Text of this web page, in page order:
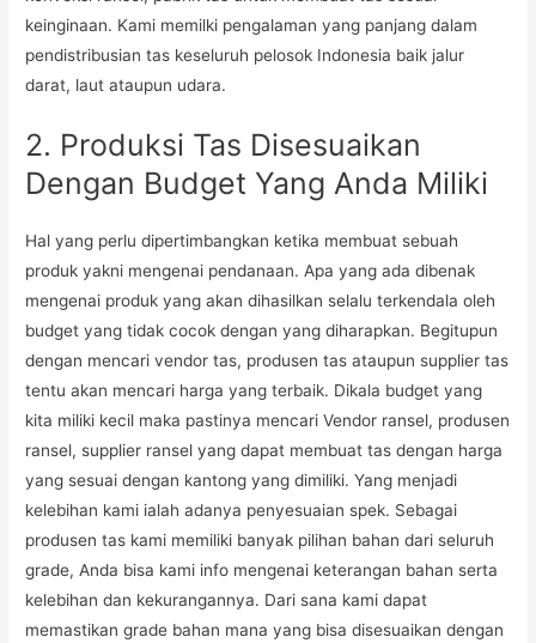
keinginaan. Kami memilki pengalaman yang panjang dalam
pendistribusian tas keseluruh pelosok Indonesia baik jalur
darat, laut ataupun udara.
2. Produksi Tas Disesuaikan
Dengan Budget Yang Anda Miliki
Hal yang perlu dipertimbangkan ketika membuat sebuah
produk yakni mengenai pendanaan. Apa yang ada dibenak
mengenai produk yang akan dihasilkan selalu terkendala oleh
budget yang tidak cocok dengan yang diharapkan. Begitupun
dengan mencari vendor tas, produsen tas ataupun supplier tas
tentu akan mencari harga yang terbaik. Dikala budget yang
kita miliki kecil maka pastinya mencari Vendor ransel, produsen
ransel, supplier ransel yang dapat membuat tas dengan harga
yang sesuai dengan kantong yang dimiliki. Yang menjadi
kelebihan kami ialah adanya penyesuaian spek. Sebagai
produsen tas kami memiliki banyak pilihan bahan dari seluruh
grade, Anda bisa kami info mengenai keterangan bahan serta
kelebihan dan kekurangannya. Dari sana kami dapat
memastikan grade bahan mana yang bisa disesuaikan dengan